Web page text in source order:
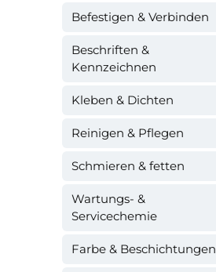
Befestigen & Verbinden
Beschriften &
Kennzeichnen
Kleben & Dichten
Reinigen & Pflegen
Schmieren & fetten
Wartungs- &
Servicechemie
Farbe & Beschichtungen